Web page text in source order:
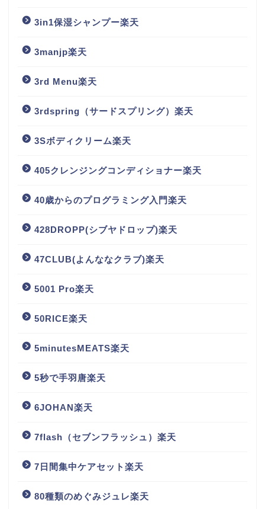
3in1保湿シャンプー楽天
3manjp楽天
3rd Menu楽天
3rdspring（サードスプリング）楽天
3Sボディクリーム楽天
405クレンジングコンディショナー楽天
40歳からのプログラミング入門楽天
428DROPP(シブヤドロップ)楽天
47CLUB(よんななクラブ)楽天
5001 Pro楽天
50RICE楽天
5minutesMEATS楽天
5秒で手羽唐楽天
6JOHAN楽天
7flash（セブンフラッシュ）楽天
7日間集中ケアセット楽天
80種類のめぐみジュレ楽天